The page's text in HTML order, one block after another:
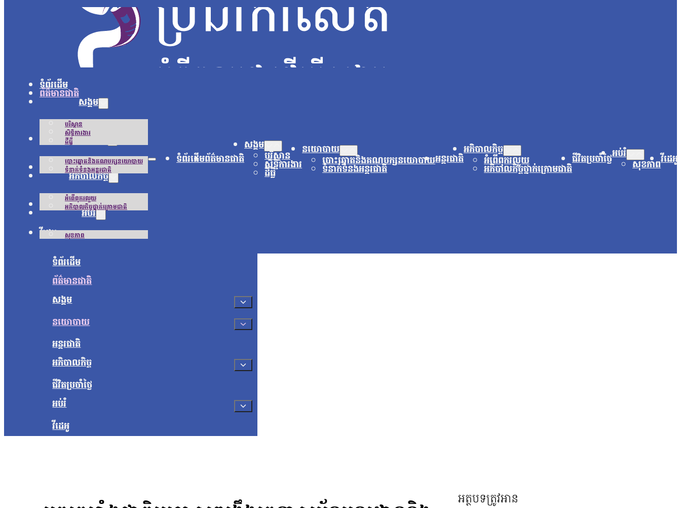
ទំព័រដើម
ព័ត៌មានជាតិ
សង្គម
បរិស្ថាន
សិទ្ធិការងារ
ដីធ្លីនយោបាយ
បោះឆ្នោតនិងគណបក្សនយោបាយ
ទំនាក់ទំនងអន្តរជាតិ
អន្តរជាតិ
អភិបាលកិច្ច
អំពើពុករលួយ
អភិបាលកិច្ចថ្នាក់ក្រោមជាតិ
ជីវិតប្រចាំថ្ងៃ
អប់រំ
សុខភាព
វីដេអូ
ទំព័រដើមព័ត៌មានជាតិ
សង្គម
បរិស្ថាន
សិទ្ធិការងារ
ដីធ្លី
នយោបាយ
បោះឆ្នោតនិងគណបក្សនយោបាយ
ទំនាក់ទំនងអន្តរជាតិ
អន្តរជាតិ
អភិបាលកិច្ច
អំពើពុករលួយ
អភិបាលកិច្ចថ្នាក់ក្រោមជាតិ
ជីវិតប្រចាំថ្ងៃអប់រំ
សុខភាពវីដេអូ
ទំព័រដើម
ព័ត៌មានជាតិ
សង្គម
នយោបាយ
អន្តរជាតិ
អភិបាលកិច្ច
ជីវិតប្រចាំថ្ងៃ
អប់រំ
វីដេអូ
អត្ថបទត្រូវអាន